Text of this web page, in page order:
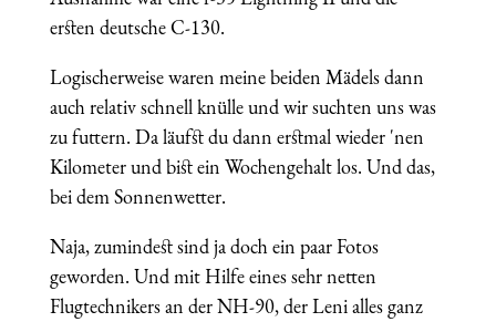
ersten deutsche C-130.
Logischerweise waren meine beiden Mädels dann
auch relativ schnell knülle und wir suchten uns was
zu futtern. Da läufst du dann erstmal wieder 'nen
Kilometer und bist ein Wochengehalt los. Und das,
bei dem Sonnenwetter.
Naja, zumindest sind ja doch ein paar Fotos
geworden. Und mit Hilfe eines sehr netten
Flugtechnikers an der NH-90, der Leni alles ganz